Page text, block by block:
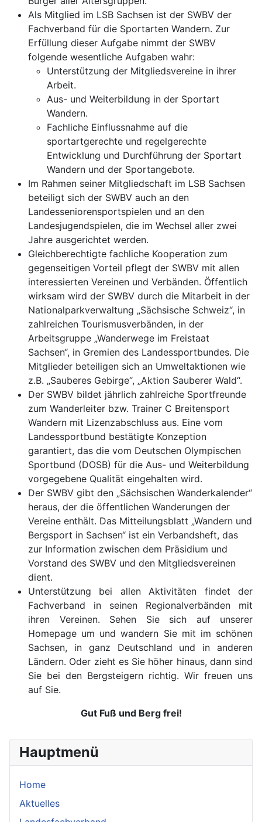
Hauptmenü
Home
Aktuelles
Als Mitglied im LSB Sachsen ist der SWBV der
Fachverband für die Sportarten Wandern. Zur
Erfüllung dieser Aufgabe nimmt der SWBV
folgende wesentliche Aufgaben wahr:
Unterstützung der Mitgliedsvereine in ihrer
Arbeit.
Aus- und Weiterbildung in der Sportart
Wandern.
Fachliche Einflussnahme auf die
sportartgerechte und regelgerechte
Entwicklung und Durchführung der Sportart
Wandern und der Sportangebote.
Im Rahmen seiner Mitgliedschaft im LSB Sachsen
beteiligt sich der SWBV auch an den
Landesseniorensportspielen und an den
Landesjugendspielen, die im Wechsel aller zwei
Jahre ausgerichtet werden.
Gleichberechtigte fachliche Kooperation zum
gegenseitigen Vorteil pflegt der SWBV mit allen
interessierten Vereinen und Verbänden. Öffentlich
wirksam wird der SWBV durch die Mitarbeit in der
Nationalparkverwaltung „Sächsische Schweiz“, in
zahlreichen Tourismusverbänden, in der
Arbeitsgruppe „Wanderwege im Freistaat
Sachsen“, in Gremien des Landessportbundes. Die
Mitglieder beteiligen sich an Umweltaktionen wie
z.B. „Sauberes Gebirge“, „Aktion Sauberer Wald“.
Der SWBV bildet jährlich zahlreiche Sportfreunde
zum Wanderleiter bzw. Trainer C Breitensport
Wandern mit Lizenzabschluss aus. Eine vom
Landessportbund bestätigte Konzeption
garantiert, das die vom Deutschen Olympischen
Sportbund (DOSB) für die Aus- und Weiterbildung
vorgegebene Qualität eingehalten wird.
Der SWBV gibt den „Sächsischen Wanderkalender“
heraus, der die öffentlichen Wanderungen der
Vereine enthält. Das Mitteilungsblatt „Wandern und
Bergsport in Sachsen“ ist ein Verbandsheft, das
zur Information zwischen dem Präsidium und
Vorstand des SWBV und den Mitgliedsvereinen
dient.
Unterstützung bei allen Aktivitäten findet der
Fachverband in seinen Regionalverbänden mit
ihren Vereinen. Sehen Sie sich auf unserer
Homepage um und wandern Sie mit im schönen
Sachsen, in ganz Deutschland und in anderen
Ländern. Oder zieht es Sie höher hinaus, dann sind
Sie bei den Bergsteigern richtig. Wir freuen uns
auf Sie.
Gut Fuß und Berg frei!